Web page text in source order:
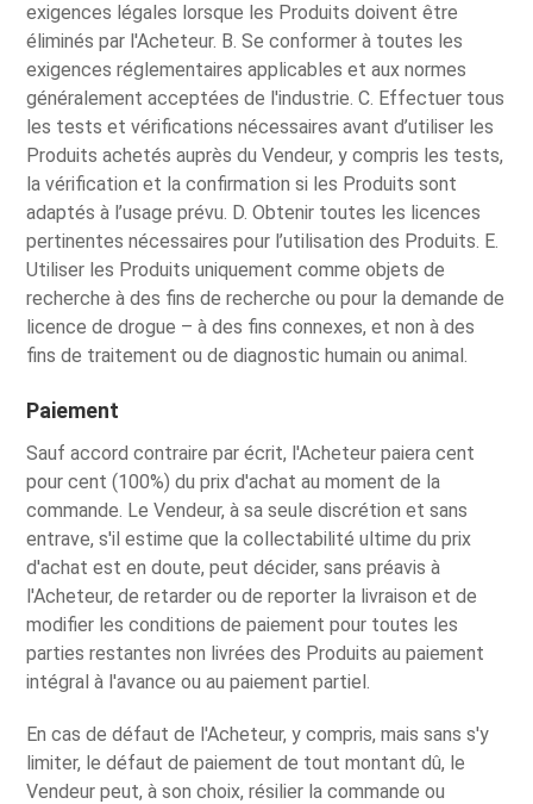
exigences légales lorsque les Produits doivent être
éliminés par l'Acheteur. B. Se conformer à toutes les
exigences réglementaires applicables et aux normes
généralement acceptées de l'industrie. C. Effectuer tous
les tests et vérifications nécessaires avant d’utiliser les
Produits achetés auprès du Vendeur, y compris les tests,
la vérification et la confirmation si les Produits sont
adaptés à l’usage prévu. D. Obtenir toutes les licences
pertinentes nécessaires pour l’utilisation des Produits. E.
Utiliser les Produits uniquement comme objets de
recherche à des fins de recherche ou pour la demande de
licence de drogue – à des fins connexes, et non à des
fins de traitement ou de diagnostic humain ou animal.
Paiement
Sauf accord contraire par écrit, l'Acheteur paiera cent
pour cent (100%) du prix d'achat au moment de la
commande. Le Vendeur, à sa seule discrétion et sans
entrave, s'il estime que la collectabilité ultime du prix
d'achat est en doute, peut décider, sans préavis à
l'Acheteur, de retarder ou de reporter la livraison et de
modifier les conditions de paiement pour toutes les
parties restantes non livrées des Produits au paiement
intégral à l'avance ou au paiement partiel.
En cas de défaut de l'Acheteur, y compris, mais sans s'y
limiter, le défaut de paiement de tout montant dû, le
Vendeur peut, à son choix, résilier la commande ou